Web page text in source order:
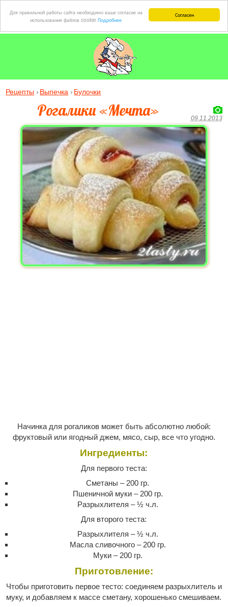
Согласен
Для правильной работы сайта необходимо ваше согласие на
использование файлов cookie Подробнее
Рецепты Выпечка Булочки
Рогалики «Мечта» 09.11.2013
Начинка для рогаликов может быть абсолютно любой:
фруктовый или ягодный джем, мясо, сыр, все что угодно.
Ингредиенты:
Для первого теста:
Сметаны – 200 гр.
Пшеничной муки – 200 гр.
Разрыхлителя – ½ ч.л.
Для второго теста:
Разрыхлителя – ½ ч.л.
Масла сливочного – 200 гр.
Муки – 200 гр.
Приготовление:
Чтобы приготовить первое тесто: соединяем разрыхлитель и
муку, и добавляем к массе сметану, хорошенько смешиваем.